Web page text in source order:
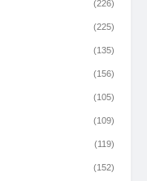
(226)
(225)
(135)
(156)
(105)
(109)
(119)
(152)